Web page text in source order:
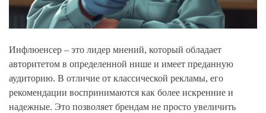
Инфлюенсер – это лидер мнений, который обладает
авторитетом в определенной нише и имеет преданную
аудиторию. В отличие от классической рекламы, его
рекомендации воспринимаются как более искренние и
надежные. Это позволяет брендам не просто увеличить